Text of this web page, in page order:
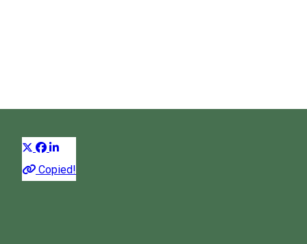
Copied!
08:00 - 14:00